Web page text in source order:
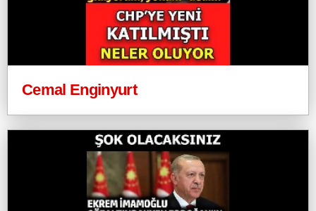
Cemal Enginyurt